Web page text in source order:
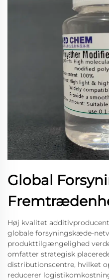
Global
Høj kvalitet
globale forsyningskæde-
produkttilgængelighed
omfatter strategisk
distributionscentre, hvilket
reducerer